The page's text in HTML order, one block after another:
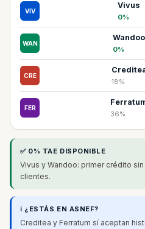
VIV
Vivus
0%
WAN
Wandoo
0%
CRE
18%
FER
36%
✅ 0% TAE DISPONIBLE
Vivus y Wandoo: primer crédito
clientes.
ℹ️ ¿ESTÁS EN ASNEF?
Creditea y Ferratum sí aceptan